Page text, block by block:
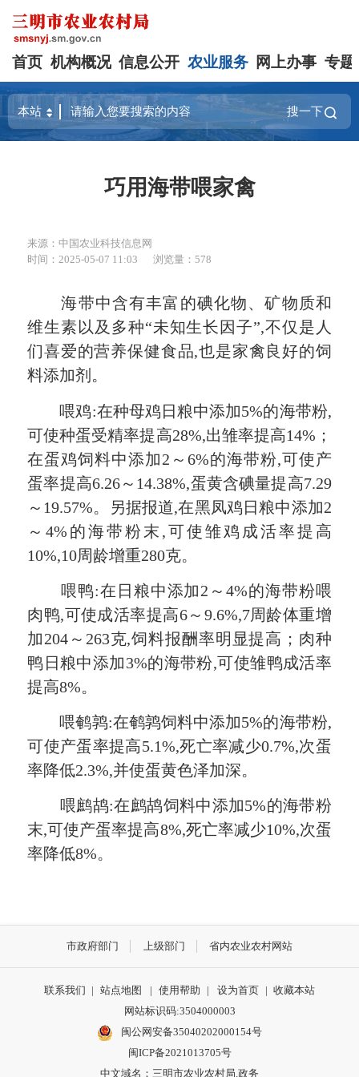
首页 机构概况 信息公开 农业服务 网上办事 专题
搜一下
巧用海带喂家禽
来源：中国农业科技信息网
时间：2025-05-07 11:03
浏览量：578
海带中含有丰富的碘化物、矿物质和
维生素以及多种“未知生长因子”,不仅是人
们喜爱的营养保健食品,也是家禽良好的饲
料添加剂。
喂鸡:在种母鸡日粮中添加5%的海带粉,
可使种蛋受精率提高28%,出雏率提高14%；
在蛋鸡饲料中添加2～6%的海带粉,可使产
蛋率提高6.26～14.38%,蛋黄含碘量提高7.29
～19.57%。另据报道,在黑凤鸡日粮中添加2
～4%的海带粉末,可使雏鸡成活率提高
10%,10周龄增重280克。
喂鸭:在日粮中添加2～4%的海带粉喂
肉鸭,可使成活率提高6～9.6%,7周龄体重增
加204～263克,饲料报酬率明显提高；肉种
鸭日粮中添加3%的海带粉,可使雏鸭成活率
提高8%。
喂鹌鹑:在鹌鹑饲料中添加5%的海带粉,
可使产蛋率提高5.1%,死亡率减少0.7%,次蛋
率降低2.3%,并使蛋黄色泽加深。
喂鹧鸪:在鹧鸪饲料中添加5%的海带粉
末,可使产蛋率提高8%,死亡率减少10%,次蛋
率降低8%。
市政府部门 上级部门 省内农业农村网站
联系我们 | 站点地图 | 使用帮助 | 设为首页 | 收藏本站
网站标识码:3504000003
闽公网安备35040202000154号
闽ICP备2021013705号
中文域名：三明市农业农村局.政务